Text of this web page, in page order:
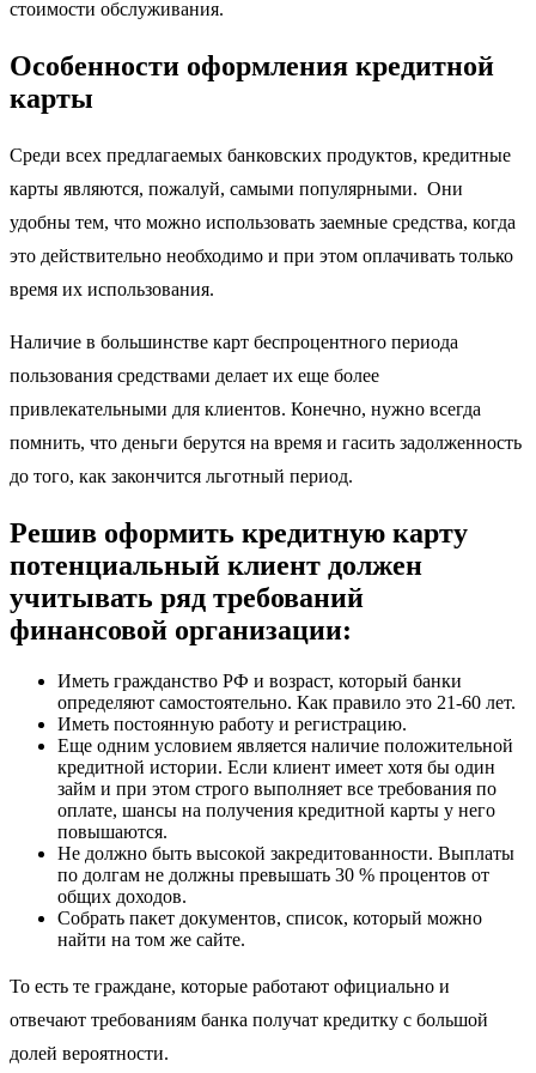
стоимости обслуживания.
Особенности оформления кредитной
карты
Среди всех предлагаемых банковских продуктов, кредитные
карты являются, пожалуй, самыми популярными. Они
удобны тем, что можно использовать заемные средства, когда
это действительно необходимо и при этом оплачивать только
время их использования.
Наличие в большинстве карт беспроцентного периода
пользования средствами делает их еще более
привлекательными для клиентов. Конечно, нужно всегда
помнить, что деньги берутся на время и гасить задолженность
до того, как закончится льготный период.
Решив оформить кредитную карту
потенциальный клиент должен
учитывать ряд требований
финансовой организации:
Иметь гражданство РФ и возраст, который банки
определяют самостоятельно. Как правило это 21-60 лет.
Иметь постоянную работу и регистрацию.
Еще одним условием является наличие положительной
кредитной истории. Если клиент имеет хотя бы один
займ и при этом строго выполняет все требования по
оплате, шансы на получения кредитной карты у него
повышаются.
Не должно быть высокой закредитованности. Выплаты
по долгам не должны превышать 30 % процентов от
общих доходов.
Собрать пакет документов, список, который можно
найти на том же сайте.
То есть те граждане, которые работают официально и
отвечают требованиям банка получат кредитку с большой
долей вероятности.